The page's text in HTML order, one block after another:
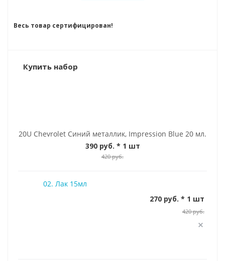
Весь товар сертифицирован!
Купить набор
20U Chevrolet Синий металлик, Impression Blue 20 мл.
390 руб. * 1 шт
420 руб.
02. Лак 15мл
270 руб. * 1 шт
420 руб.